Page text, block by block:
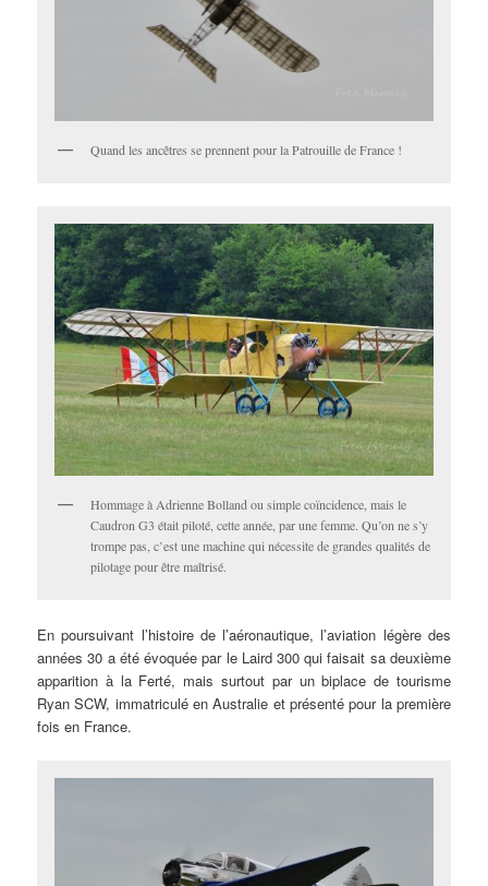
Quand les ancêtres se prennent pour la Patrouille de France !
Hommage à Adrienne Bolland ou simple coïncidence, mais le
Caudron G3 était piloté, cette année, par une femme. Qu’on ne s’y
trompe pas, c’est une machine qui nécessite de grandes qualités de
pilotage pour être maîtrisé.
En poursuivant l’histoire de l’aéronautique, l’aviation légère des
années 30 a été évoquée par le Laird 300 qui faisait sa deuxième
apparition à la Ferté, mais surtout par un biplace de tourisme
Ryan SCW, immatriculé en Australie et présenté pour la première
fois en France.